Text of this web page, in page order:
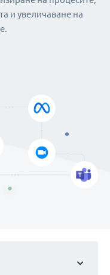
и увеличаване на